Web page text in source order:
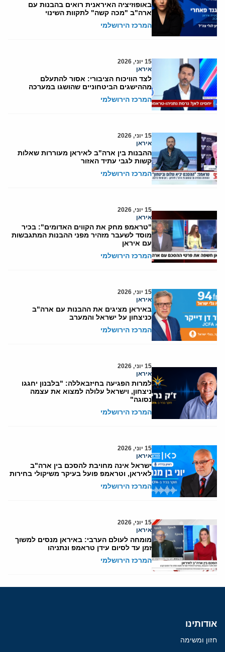
באופוזיציה האיראנית רואים בהבנות עם
ארה"ב "מכה קשה" לתקוות השינוי
המרכז הירושלמי
15 יוני, 2026
איראן
לצד הוויכוח הציבורי: אסור להתעלם
מההישגים הביטחוניים שהושגו במערכה
המרכז הירושלמי
15 יוני, 2026
איראן
ההבנות בין ארה"ב לאיראן מעוררות שאלות
קשות לגבי עתיד האזור
המרכז הירושלמי
15 יוני, 2026
איראן
"טראמפ מחק את הקווים האדומים": בכיר
מוסד לשעבר מזהיר מפני ההבנות המתגבשות
עם איראן
המרכז הירושלמי
15 יוני, 2026
איראן
באיראן מציגים את ההבנות עם ארה"ב
כניצחון על ישראל והמערב
המרכז הירושלמי
15 יוני, 2026
איראן
למרות הפגיעה בחיזבאללה: "בלבנון יחגגו
ניצחון, וישראל עלולה למצוא את עצמה
נסוגה"
המרכז הירושלמי
15 יוני, 2026
איראן
ישראל אינה מחויבת להסכם בין ארה"ב
לאיראן, וטראמפ פועל בעיקר משיקולי בחירות
המרכז הירושלמי
15 יוני, 2026
איראן
מומחה לעולם הערבי: באיראן מנסים למשוך
זמן עד לסיום עידן טראמפ ונתניהו
המרכז הירושלמי
אודותינו
חזון ומשימה